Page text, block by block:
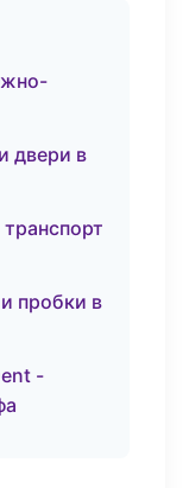
двери в
пробки в
-